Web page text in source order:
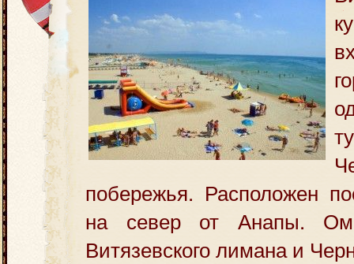
побережья. Расположен
на север от Анапы.
Витязевского лимана и